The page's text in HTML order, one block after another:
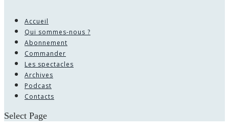
Accueil
Qui sommes-nous ?
Abonnement
Commander
Les spectacles
Archives
Podcast
Contacts
Select Page